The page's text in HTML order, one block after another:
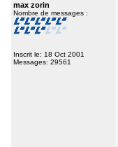
max zorin
Nombre de messages :
Inscrit le: 18 Oct 2001
Messages: 29561